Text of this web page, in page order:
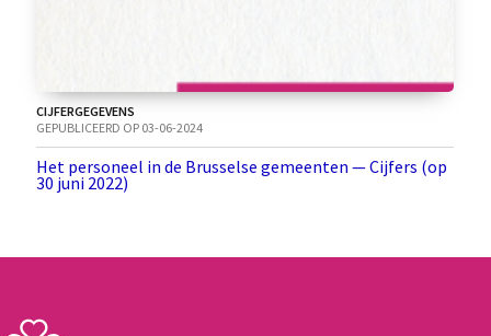
CIJFERGEGEVENS
GEPUBLICEERD OP 03-06-2024
Het personeel in de Brusselse gemeenten — Cijfers (op
30 juni 2022)